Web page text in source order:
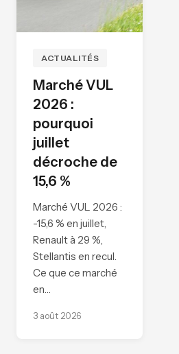
ACTUALITÉS
Marché VUL
2026 :
pourquoi
juillet
décroche de
15,6 %
Marché VUL 2026 :
-15,6 % en juillet,
Renault à 29 %,
Stellantis en recul.
Ce que ce marché
en…
3 août 2026